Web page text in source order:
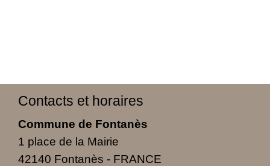
Contacts et horaires
Commune de Fontanès
1 place de la Mairie
42140 Fontanès - FRANCE